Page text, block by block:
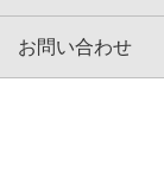
お問い合わせ